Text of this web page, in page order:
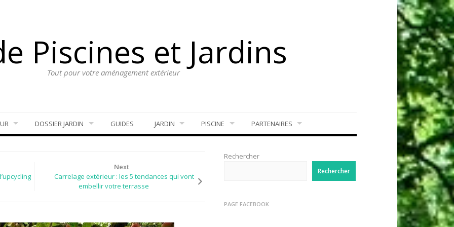
Piscines et Jardins
Tout pour votre aménagement extérieur
DOSSIER JARDIN GUIDES JARDIN PISCINE PARTENAIRES
Next
Carrelage extérieur : les 5 tendances qui vont
embellir votre terrasse
Rechercher
Rechercher
PAGE FACEBOOK